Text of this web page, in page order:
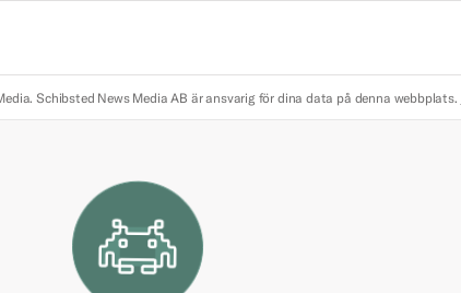
Schibsted News Media AB är ansvarig för dina data på denna webbplats.